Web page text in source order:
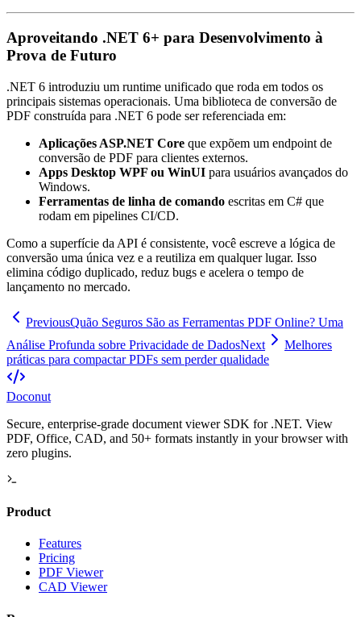
Aproveitando .NET 6+ para Desenvolvimento à
Prova de Futuro
.NET 6 introduziu um runtime unificado que roda em todos os
principais sistemas operacionais. Uma biblioteca de conversão de
PDF construída para .NET 6 pode ser referenciada em:
Aplicações ASP.NET Core que expõem um endpoint de
conversão de PDF para clientes externos.
Apps Desktop WPF ou WinUI para usuários avançados do
Windows.
Ferramentas de linha de comando escritas em C# que
rodam em pipelines CI/CD.
Como a superfície da API é consistente, você escreve a lógica de
conversão uma única vez e a reutiliza em qualquer lugar. Isso
elimina código duplicado, reduz bugs e acelera o tempo de
lançamento no mercado.
PreviousQuão Seguros São as Ferramentas PDF Online? Uma
Análise Profunda sobre Privacidade de DadosNext
Melhores
práticas para compactar PDFs sem perder qualidade
Doconut
Secure, enterprise-grade document viewer SDK for .NET. View
PDF, Office, CAD, and 50+ formats instantly in your browser with
zero plugins.
Product
Features
Pricing
PDF Viewer
CAD Viewer